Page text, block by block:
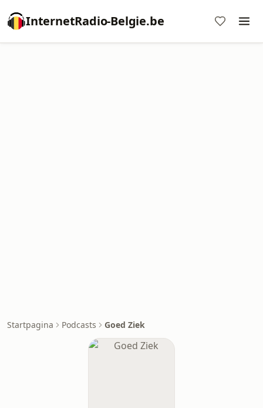
InternetRadio-Belgie.be
Startpagina Podcasts Goed Ziek